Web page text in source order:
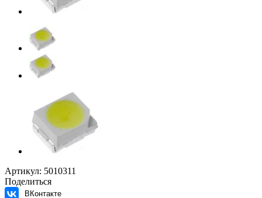
Артикул: 5010311
Поделиться
ВКонтакте